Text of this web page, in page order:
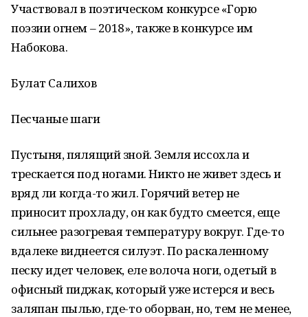
Участвовал в поэтическом конкурсе «Горю
поэзии огнем – 2018», также в конкурсе им
Набокова.
Булат Салихов
Песчаные шаги
Пустыня, пялящий зной. Земля иссохла и
трескается под ногами. Никто не живет здесь и
вряд ли когда-то жил. Горячий ветер не
приносит прохладу, он как будто смеется, еще
сильнее разогревая температуру вокруг. Где-то
вдалеке виднеется силуэт. По раскаленному
песку идет человек, еле волоча ноги, одетый в
офисный пиджак, который уже истерся и весь
заляпан пылью, где-то оборван, но, тем не менее,